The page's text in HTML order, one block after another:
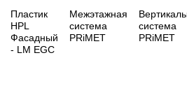
Пластик
HPL
Фасадный
- LM EGC
Межэтажная
система
PRiMET
система
PRiMET